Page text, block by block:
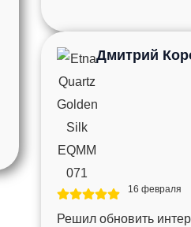
Дмитрий
16 февраля
Решил обновить